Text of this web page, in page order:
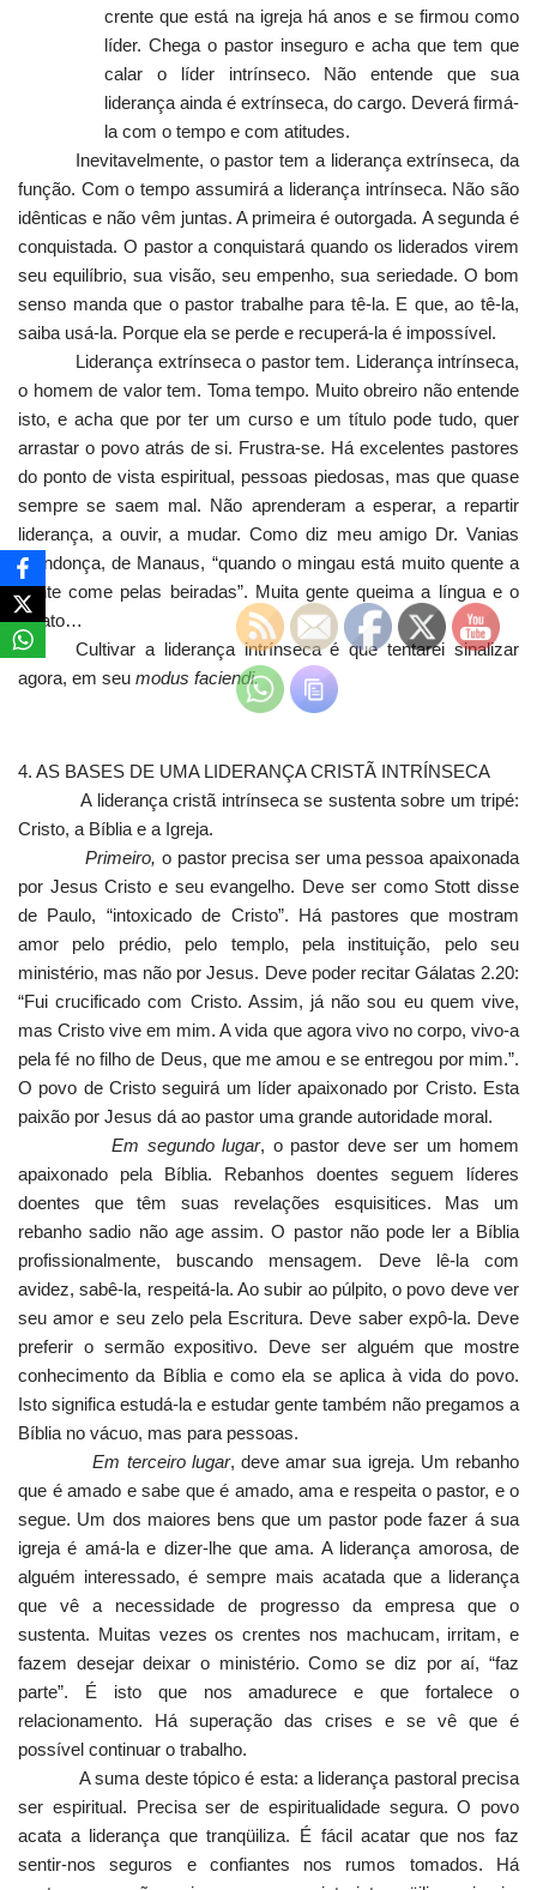
crente que está na igreja há anos e se firmou como
líder. Chega o pastor inseguro e acha que tem que
calar o líder intrínseco. Não entende que sua
liderança ainda é extrínseca, do cargo. Deverá firmá-
la com o tempo e com atitudes.
Inevitavelmente, o pastor tem a liderança extrínseca, da
função. Com o tempo assumirá a liderança intrínseca. Não são
idênticas e não vêm juntas. A primeira é outorgada. A segunda é
conquistada. O pastor a conquistará quando os liderados virem
seu equilíbrio, sua visão, seu empenho, sua seriedade. O bom
senso manda que o pastor trabalhe para tê-la. E que, ao tê-la,
saiba usá-la. Porque ela se perde e recuperá-la é impossível.
Liderança extrínseca o pastor tem. Liderança intrínseca,
o homem de valor tem. Toma tempo. Muito obreiro não entende
isto, e acha que por ter um curso e um título pode tudo, quer
arrastar o povo atrás de si. Frustra-se. Há excelentes pastores
do ponto de vista espiritual, pessoas piedosas, mas que quase
sempre se saem mal. Não aprenderam a esperar, a repartir
liderança, a ouvir, a mudar. Como diz meu amigo Dr. Vanias
Mendonça, de Manaus, “quando o mingau está muito quente a
gente come pelas beiradas”. Muita gente queima a língua e o
palato…
Cultivar a liderança intrínseca é que tentarei sinalizar
agora, em seu modus faciendi.
4. AS BASES DE UMA LIDERANÇA CRISTÃ INTRÍNSECA
A liderança cristã intrínseca se sustenta sobre um tripé:
Cristo, a Bíblia e a Igreja.
Primeiro, o pastor precisa ser uma pessoa apaixonada
por Jesus Cristo e seu evangelho. Deve ser como Stott disse
de Paulo, “intoxicado de Cristo”. Há pastores que mostram
amor pelo prédio, pelo templo, pela instituição, pelo seu
ministério, mas não por Jesus. Deve poder recitar Gálatas 2.20:
“Fui crucificado com Cristo. Assim, já não sou eu quem vive,
mas Cristo vive em mim. A vida que agora vivo no corpo, vivo-a
pela fé no filho de Deus, que me amou e se entregou por mim.”.
O povo de Cristo seguirá um líder apaixonado por Cristo. Esta
paixão por Jesus dá ao pastor uma grande autoridade moral.
Em segundo lugar, o pastor deve ser um homem
apaixonado pela Bíblia. Rebanhos doentes seguem líderes
doentes que têm suas revelações esquisitices. Mas um
rebanho sadio não age assim. O pastor não pode ler a Bíblia
profissionalmente, buscando mensagem. Deve lê-la com
avidez, sabê-la, respeitá-la. Ao subir ao púlpito, o povo deve ver
seu amor e seu zelo pela Escritura. Deve saber expô-la. Deve
preferir o sermão expositivo. Deve ser alguém que mostre
conhecimento da Bíblia e como ela se aplica à vida do povo.
Isto significa estudá-la e estudar gente também não pregamos a
Bíblia no vácuo, mas para pessoas.
Em terceiro lugar, deve amar sua igreja. Um rebanho
que é amado e sabe que é amado, ama e respeita o pastor, e o
segue. Um dos maiores bens que um pastor pode fazer á sua
igreja é amá-la e dizer-lhe que ama. A liderança amorosa, de
alguém interessado, é sempre mais acatada que a liderança
que vê a necessidade de progresso da empresa que o
sustenta. Muitas vezes os crentes nos machucam, irritam, e
fazem desejar deixar o ministério. Como se diz por aí, “faz
parte”. É isto que nos amadurece e que fortalece o
relacionamento. Há superação das crises e se vê que é
possível continuar o trabalho.
A suma deste tópico é esta: a liderança pastoral precisa
ser espiritual. Precisa ser de espiritualidade segura. O povo
acata a liderança que tranqüiliza. É fácil acatar que nos faz
sentir-nos seguros e confiantes nos rumos tomados. Há